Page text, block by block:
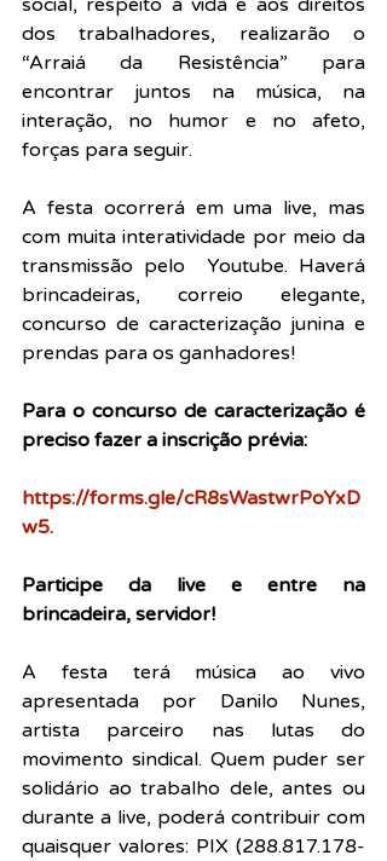
social, respeito à vida e aos direitos
dos trabalhadores, realizarão o
“Arraiá da Resistência” para
encontrar juntos na música, na
interação, no humor e no afeto,
forças para seguir.
A festa ocorrerá em uma live, mas
com muita interatividade por meio da
transmissão pelo  Youtube. Haverá
brincadeiras, correio elegante,
concurso de caracterização junina e
prendas para os ganhadores!
Para o concurso de caracterização é
preciso fazer a inscrição prévia:
https://forms.gle/cR8sWastwrPoYxD
w5.
Participe da live e entre na
brincadeira, servidor!
A festa terá música ao vivo
apresentada por Danilo Nunes,
artista parceiro nas lutas do
movimento sindical. Quem puder ser
solidário ao trabalho dele, antes ou
durante a live, poderá contribuir com
quaisquer valores: PIX (288.817.178-